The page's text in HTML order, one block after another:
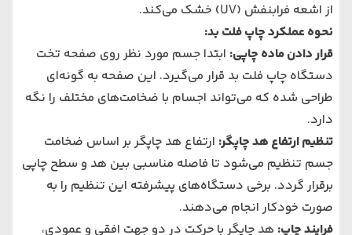
از اشعه فرابنفش (UV) خشک می‌کند.
نحوه عملکرد چاپ فلت بد:
قرار دادن ماده چاپی: ابتدا جسم مورد نظر روی صفحه تخت
دستگاه چاپ فلت بد قرار می‌گیرد. این صفحه به گونه‌ای
طراحی شده که می‌تواند اجسام با ضخامت‌های مختلف را نگه
دارد.
تنظیم ارتفاع هد چاپگر: ارتفاع هد چاپگر بر اساس ضخامت
جسم تنظیم می‌شود تا فاصله مناسبی بین هد و سطح چاپی
برقرار گردد. برخی دستگاه‌های پیشرفته این تنظیم را به
صورت خودکار انجام می‌دهند.
فرایند چاپ: هد چاپگر با حرکت در دو جهت افقی و عمودی،